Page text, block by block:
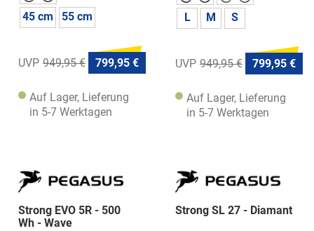
45 cm 55 cm
949,95 € 799,95 €
Auf Lager, Lieferung
in 5-7 Werktagen
L M S
949,95 € 799,95 €
Auf Lager, Lieferung
in 5-7 Werktagen
Strong EVO 5R - 500
Wh - Wave
Strong SL 27 - Diamant